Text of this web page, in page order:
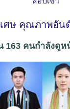
ศษ คุณภาพอัน
163 คนกำลังดูห